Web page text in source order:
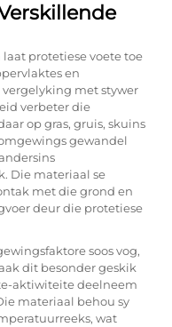
protetiese voete toe
en
vergelyking met stywer
verbeter die
op gras, gruis, skuins
gewandel
Die materiaal se
met die grond en
deur die protetiese
soos vog,
dit besonder geskik
aktiwiteite deelneem
materiaal behou sy
wat